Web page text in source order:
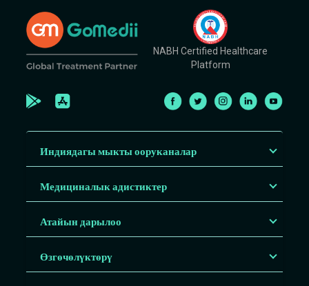
NABH Certified Healthcare
Platform
Индиядагы мыкты ооруканалар
Медициналык адистиктер
Атайын дарылоо
Өзгөчөлүктөрү